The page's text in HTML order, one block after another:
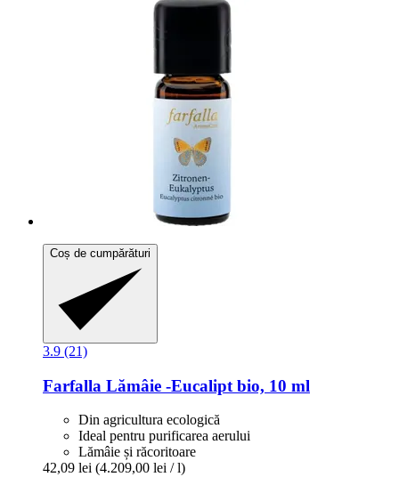
Coș de cumpărături
3.9 (21)
Farfalla Lămâie -​Eucalipt bio, 10 ml
Din agricultura ecologică
Ideal pentru purificarea aerului
Lămâie și răcoritoare
42,09 lei (4.209,00 lei / l)